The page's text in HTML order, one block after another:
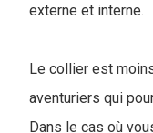
externe et interne.
Le collier est
aventuriers qui
Dans le cas où